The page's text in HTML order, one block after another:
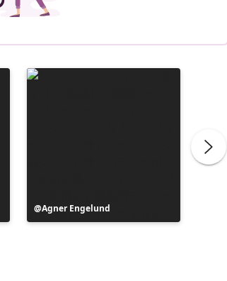
投
稿
Agner Engelund